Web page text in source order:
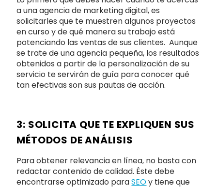
a una agencia de marketing digital, es
solicitarles que te muestren algunos proyectos
en curso y de qué manera su trabajo está
potenciando las ventas de sus clientes. Aunque
se trate de una agencia pequeña, los resultados
obtenidos a partir de la personalización de su
servicio te servirán de guía para conocer qué
tan efectivas son sus pautas de acción.
3: SOLICITA QUE TE EXPLIQUEN SUS
MÉTODOS DE ANÁLISIS
Para obtener relevancia en línea, no basta con
redactar contenido de calidad. Éste debe
encontrarse optimizado paraSEOy tiene que